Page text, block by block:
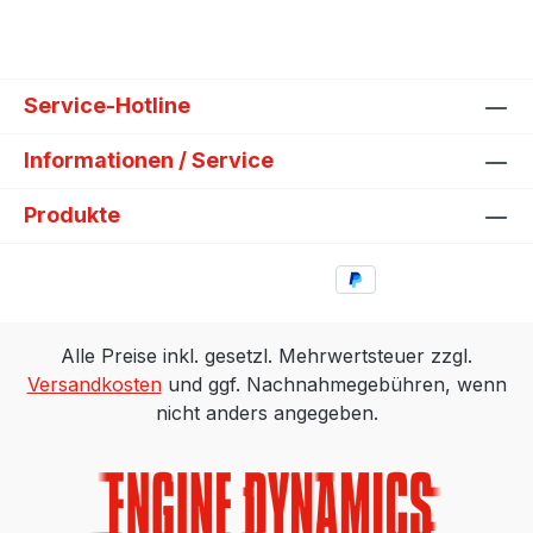
Service-Hotline
Informationen / Service
Produkte
Alle Preise inkl. gesetzl. Mehrwertsteuer zzgl.
Versandkostenund ggf. Nachnahmegebühren, wenn
nicht anders angegeben.